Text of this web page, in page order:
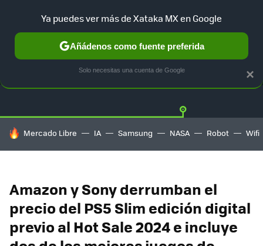
GUÍA DE COMPRAS MERCADO LIBRE
HOY SE HABLA DE
Mercado Libre IA Samsung NASA Robot Wifi
Amazon y Sony derrumban el
precio del PS5 Slim edición digital
previo al Hot Sale 2024 e incluye
×
Ya puedes ver más de Xataka MX en Google
Añádenos como fuente preferida
Solo necesitas una cuenta de Google